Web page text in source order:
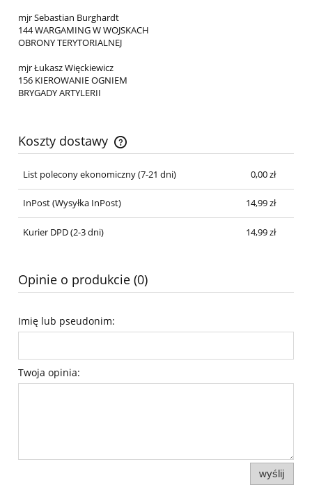
mjr Sebastian Burghardt
144 WARGAMING W WOJSKACH
OBRONY TERYTORIALNEJ
mjr Łukasz Więckiewicz
156 KIEROWANIE OGNIEM
BRYGADY ARTYLERII
Koszty dostawy
Cena nie zawiera ewentualnych kosztów płatności
List polecony ekonomiczny (7-21 dni)
0,00 zł
InPost(Wysyłka InPost) 14,99 zł
Kurier DPD (2-3 dni) 14,99 zł
Opinie o produkcie (0)
Imię lub pseudonim:
Twoja opinia:
wyślij